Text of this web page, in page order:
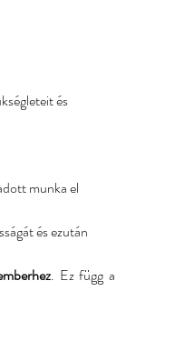
és
munka el
és ezután
. Ez függ a